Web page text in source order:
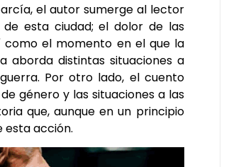
el autor sumerge al lector
esta ciudad; el dolor de las
como el momento en el que la
aborda distintas situaciones a
Por otro lado, el cuento
género y las situaciones a las
que, aunque en un principio
esta acción.